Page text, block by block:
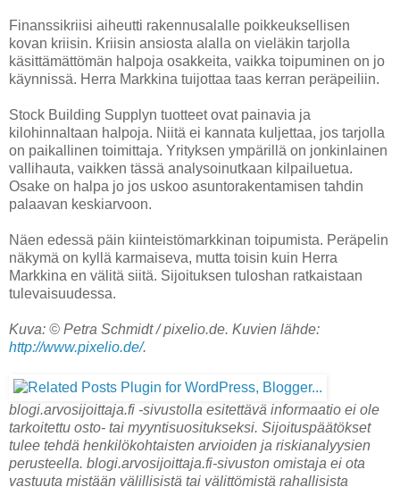
Finanssikriisi aiheutti rakennusalalle poikkeuksellisen
kovan kriisin. Kriisin ansiosta alalla on vieläkin tarjolla
käsittämättömän halpoja osakkeita, vaikka toipuminen on jo
käynnissä. Herra Markkina tuijottaa taas kerran peräpeiliin.
Stock Building Supplyn tuotteet ovat painavia ja
kilohinnaltaan halpoja. Niitä ei kannata kuljettaa, jos tarjolla
on paikallinen toimittaja. Yrityksen ympärillä on jonkinlainen
vallihauta, vaikken tässä analysoinutkaan kilpailuetua.
Osake on halpa jo jos uskoo asuntorakentamisen tahdin
palaavan keskiarvoon.
Näen edessä päin kiinteistömarkkinan toipumista. Peräpelin
näkymä on kyllä karmaiseva, mutta toisin kuin Herra
Markkina en välitä siitä. Sijoituksen tuloshan ratkaistaan
tulevaisuudessa.
Kuva: © Petra Schmidt / pixelio.de. Kuvien lähde:
http://www.pixelio.de/.
blogi.arvosijoittaja.fi -sivustolla esitettävä informaatio ei ole
tarkoitettu osto- tai myyntisuositukseksi. Sijoituspäätökset
tulee tehdä henkilökohtaisten arvioiden ja riskianalyysien
perusteella. blogi.arvosijoittaja.fi-sivuston omistaja ei ota
vastuuta mistään välillisistä tai välittömistä rahallisista